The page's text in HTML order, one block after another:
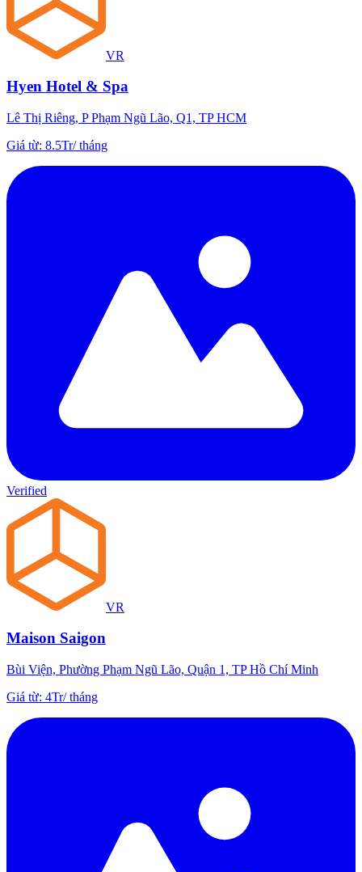
VR
Hyen Hotel & Spa
Lê Thị Riêng, P Phạm Ngũ Lão, Q1, TP HCM
Giá từ: 8.5Tr/tháng
Verified
VR
Maison Saigon
Bùi Viện, Phường Phạm Ngũ Lão, Quận 1, TP Hồ Chí Minh
Giá từ: 4Tr/tháng